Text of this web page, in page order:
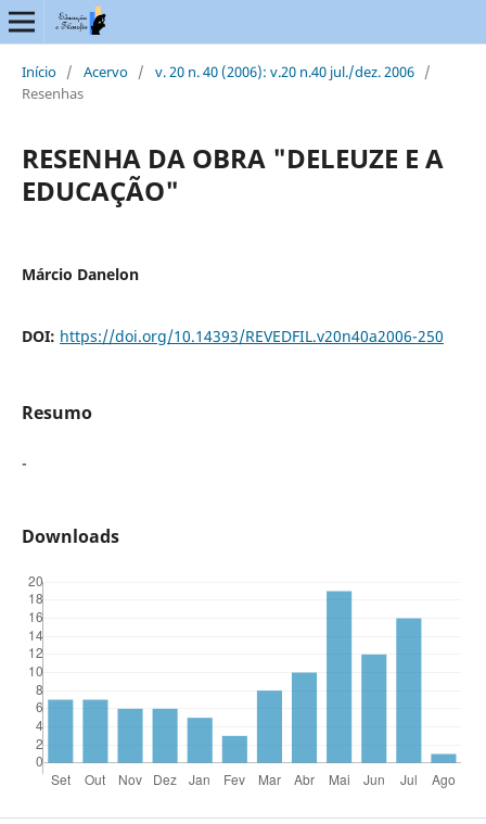
Início / Acervo / v. 20 n. 40 (2006): v.20 n.40 jul./dez. 2006 /
Resenhas
RESENHA DA OBRA "DELEUZE E A
EDUCAÇÃO"
Márcio Danelon
DOI: https://doi.org/10.14393/REVEDFIL.v20n40a2006-250
Resumo
-
Downloads